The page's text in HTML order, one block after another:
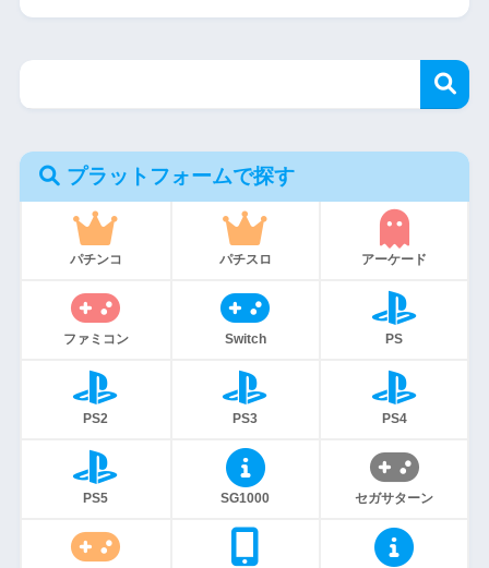
プラットフォームで探す
パチンコ パチスロ アーケード
ファミコン Switch PS
PS2 PS3 PS4
PS5 SG1000 セガサターン